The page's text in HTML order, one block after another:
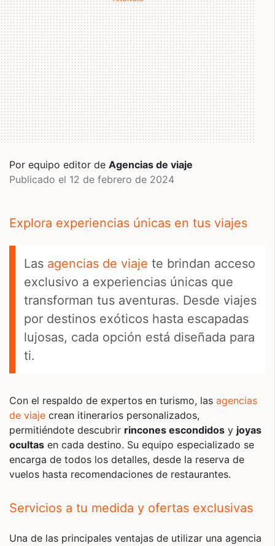
Por equipo editor de Agencias de viaje
Publicado el 12 de febrero de 2024
Explora experiencias únicas en tus viajes
Las agencias de viaje te brindan acceso
exclusivo a experiencias únicas que
transforman tus aventuras. Desde viajes
por destinos exóticos hasta escapadas
lujosas, cada opción está diseñada para
ti.
Con el respaldo de expertos en turismo, las agencias
de viaje crean itinerarios personalizados,
permitiéndote descubrir rincones escondidos y joyas
ocultas en cada destino. Su equipo especializado se
encarga de todos los detalles, desde la reserva de
vuelos hasta recomendaciones de restaurantes.
Servicios a tu medida y ofertas exclusivas
Una de las principales ventajas de utilizar una agencia